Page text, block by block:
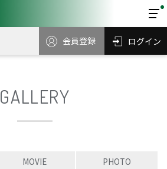
会員登録 ログイン
GALLERY
MOVIE PHOTO